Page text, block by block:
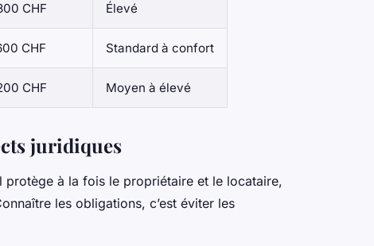
CHF Élevé
CHF Standard à confort
CHF Moyen à élevé
juridiques
protège à la fois le propriétaire et le locataire,
les obligations, c’est éviter les